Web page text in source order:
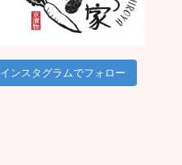
インスタグラムでフォロー